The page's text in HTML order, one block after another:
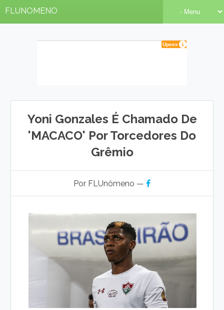
FLUNOMENO
Yoni Gonzales É Chamado De
'MACACO' Por Torcedores Do
Grêmio
Por FLUnômeno —